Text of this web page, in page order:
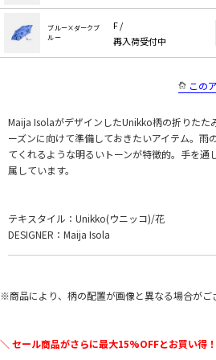
ブルー×ダークブ
ルー
F /
再入荷受付中
この
Maija IsolaがデザインしたUnikko柄の折りたた
ーズンに向けて準備しておきたいアイテム。雨
てくれるような明るいトーンが特徴的。手を通
属しています。
テキスタイル：Unikko(ウニッコ)/花
DESIGNER：Maija Isola
※商品により、柄の配置が画像と異なる場合がご
＼ セール商品がさらに最大15%OFFとお買い得